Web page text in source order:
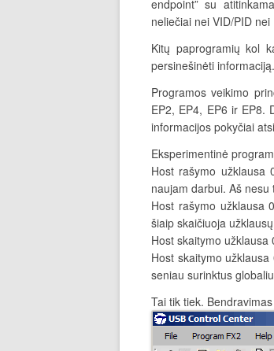
endpoint” su
neliečiai nei VID/PID
Kitų paprogramių kol
persinešinėti informaciją.
Programos veikimo
EP2, EP4, EP6 ir EP8.
informacijos pokyčiai
Eksperimentinė
Host rašymo užklausa
naujam darbui. Aš nesu
Host rašymo užklausa
šiaip skaičiuoja
Host skaitymo
Host skaitymo
seniau surinktus
Tai tik tiek.